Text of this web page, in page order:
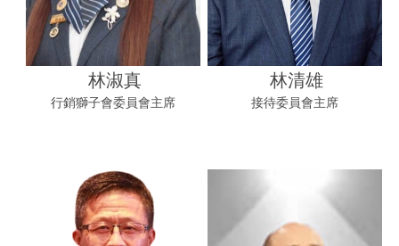
林淑真
行銷獅子會委員會主席
林清雄
接待委員會主席